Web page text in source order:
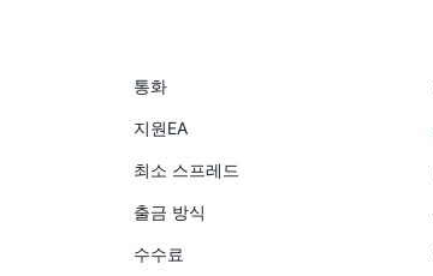
만, 그들은 내 거래 활동이 "금지"되
했습니다. 내 거래가 유효하지 않았
다면, 수익이 발생한 후가 아니라 실
행 시 거부되어야 했습니다. ❌ "금
지된 거래"에 대한 거짓 주장 - 그들
을 사용했다고 주장했지만, 그들 자
통화
지원EA
최소 스프레드
출금 방식
수수료